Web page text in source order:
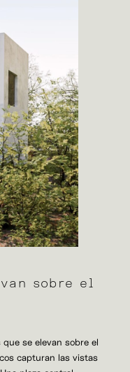
sobre el
se elevan sobre el
capturan las vistas